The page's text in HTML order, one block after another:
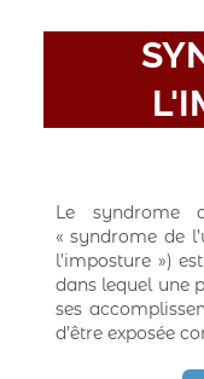
Le syndrome
« syndrome de
l’imposture »)
dans lequel une
ses
d’être exposée